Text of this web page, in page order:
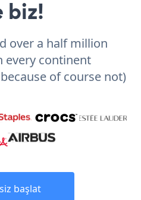
biz!
over a half million
every continent
of course not)
başlat